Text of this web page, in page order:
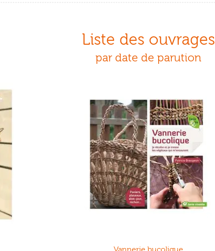
Liste des ouvrages
par date de parution